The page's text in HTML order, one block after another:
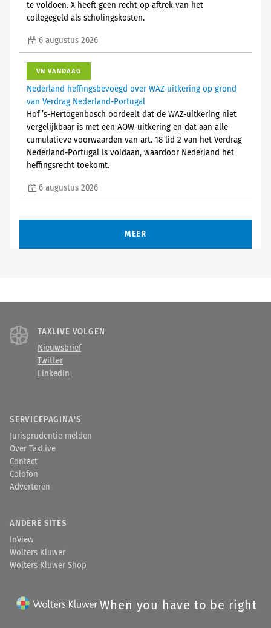
te voldoen. X heeft geen recht op aftrek van het
collegegeld als scholingskosten.
6 augustus 2026
VN VANDAAG
Nederland heffingsbevoegd over WAZ-uitkering op grond
van Verdrag Nederland-Portugal
Hof ’s-Hertogenbosch oordeelt dat de WAZ-uitkering niet
vergelijkbaar is met een AOW-uitkering en dat aan alle
cumulatieve voorwaarden van art. 18 lid 2 van het Verdrag
Nederland-Portugal is voldaan, waardoor Nederland het
heffingsrecht toekomt.
6 augustus 2026
MEER
TAXLIVE VOLGEN
Nieuwsbrief
Twitter
LinkedIn
SERVICEPAGINA'S
Jurisprudentie melden
Over TaxLive
Contact
Colofon
Adverteren
ANDERE SITES
InView
Wolters Kluwer
Wolters Kluwer Shop
When you have to be right